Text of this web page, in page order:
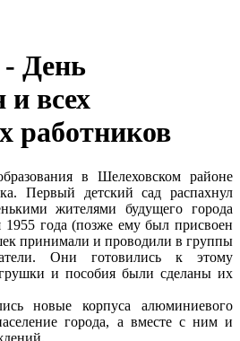
- День
и всех
работников
в Шелеховском районе
Первый детский сад распахнул
жителями будущего города
1955 года (позже ему был присвоен
принимали и проводили в группы
Они готовились к этому
и пособия были сделаны их
новые корпуса алюминиевого
города, а вместе с ним и